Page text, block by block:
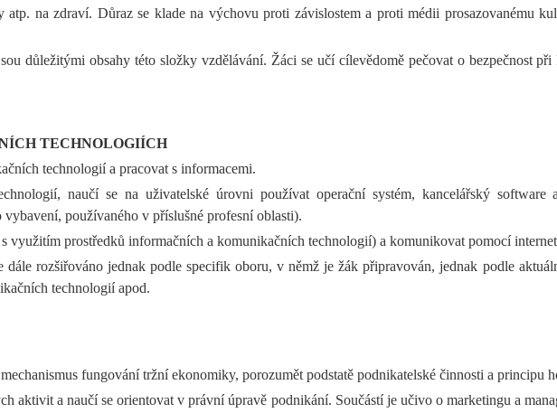
atp. na zdraví. Důraz se klade na výchovu proti závislostem a proti médii prosazovanému
důležitými obsahy této složky vzdělávání. Žáci se učí cílevědomě pečovat o bezpečnost
TECHNOLOGIÍCH
technologií a pracovat s informacemi.
naučí se na uživatelské úrovni používat operační systém, kancelářský
používaného v příslušné profesní oblasti).
využitím prostředků informačních a komunikačních technologií) a komunikovat pomocí
rozšiřováno jednak podle specifik oboru, v němž je žák připravován, jednak podle
technologií apod.
fungování tržní ekonomiky, porozumět podstatě podnikatelské činnosti a principu
aktivit a naučí se orientovat v právní úpravě podnikání. Součástí je učivo o marketingu a